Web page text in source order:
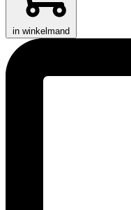
in winkelmand